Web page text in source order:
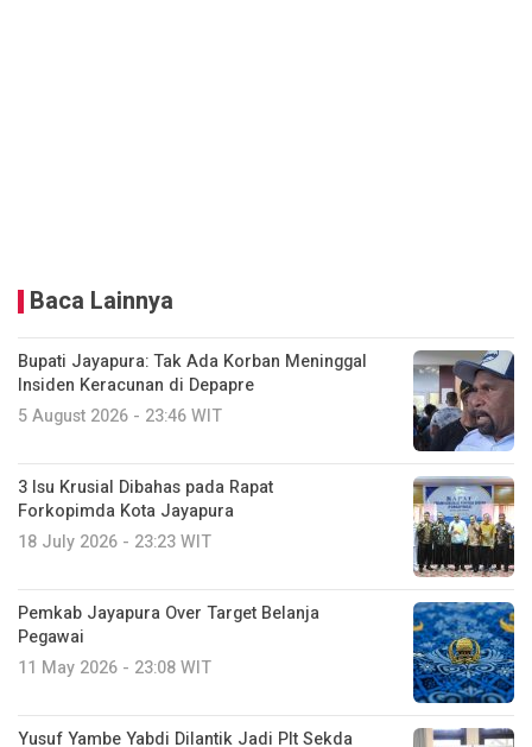
Baca Lainnya
Bupati Jayapura: Tak Ada Korban Meninggal
Insiden Keracunan di Depapre
5 August 2026 - 23:46 WIT
3 Isu Krusial Dibahas pada Rapat
Forkopimda Kota Jayapura
18 July 2026 - 23:23 WIT
Pemkab Jayapura Over Target Belanja
Pegawai
11 May 2026 - 23:08 WIT
Yusuf Yambe Yabdi Dilantik Jadi Plt Sekda